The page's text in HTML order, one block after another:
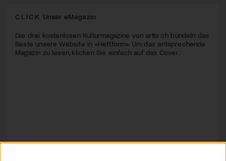
CLICK Unser eMagazin
Die drei kostenlosen Kulturmagazine von arttv.ch bündeln das
Beste unsere Website in «Heftform». Um das entsprechende
Magazin zu lesen, klicken Sie einfach auf das Cover.